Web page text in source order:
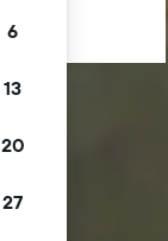
6
13
20
27